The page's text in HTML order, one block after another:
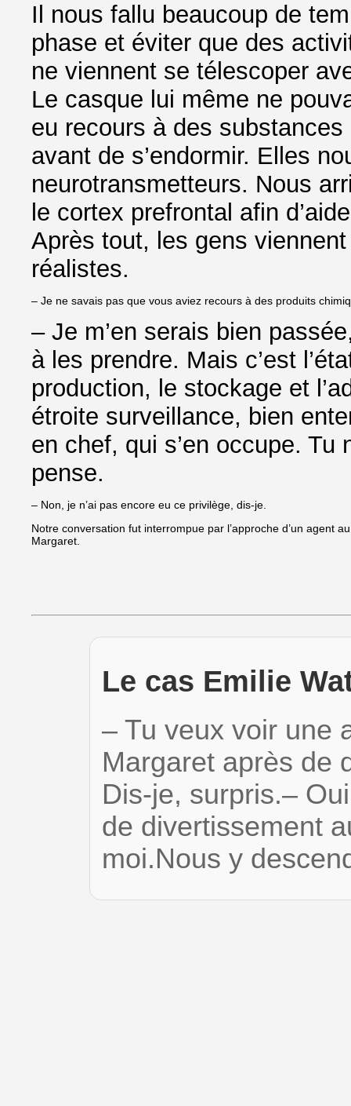
Il nous fallu beaucoup de
phase et éviter que des
ne viennent se télescoper
Le casque lui même ne
eu recours à des
avant de s’endormir. Elles
neurotransmetteurs. Nous
le cortex prefrontal afin
Après tout, les gens
réalistes.
– Je ne savais pas que vous aviez recours à des produits
– Je m’en serais bien
à les prendre. Mais c’est
production, le stockage et
étroite surveillance, bien
en chef, qui s’en occupe. Tu
pense.
– Non, je n’ai pas encore eu ce privilège, dis-je.
Notre conversation fut interrompue par l’approche d’un agent
Margaret.
Le cas Emilie
– Tu veux voir une
Margaret après de
Dis-je, surpris.–
de divertissement
moi.Nous y